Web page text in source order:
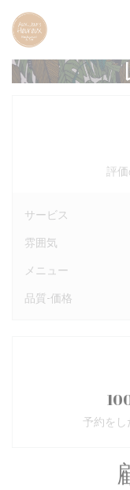
クッキー利用の管理に
評
サービス
雰囲気
メニュー
品質-価格
予約を